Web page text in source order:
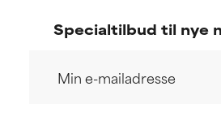
Specialtilbud til nye